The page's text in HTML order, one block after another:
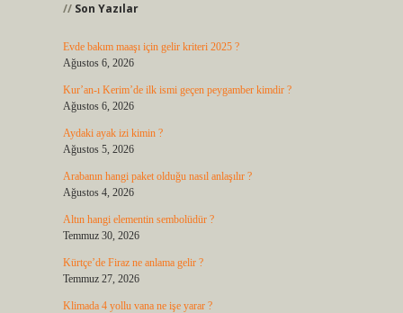
Son Yazılar
Evde bakım maaşı için gelir kriteri 2025 ?
Ağustos 6, 2026
Kur’an-ı Kerim’de ilk ismi geçen peygamber kimdir ?
Ağustos 6, 2026
Aydaki ayak izi kimin ?
Ağustos 5, 2026
Arabanın hangi paket olduğu nasıl anlaşılır ?
Ağustos 4, 2026
Altın hangi elementin sembolüdür ?
Temmuz 30, 2026
Kürtçe’de Firaz ne anlama gelir ?
Temmuz 27, 2026
Klimada 4 yollu vana ne işe yarar ?